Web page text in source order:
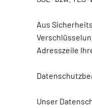
Aus
Adresszeile
Unser